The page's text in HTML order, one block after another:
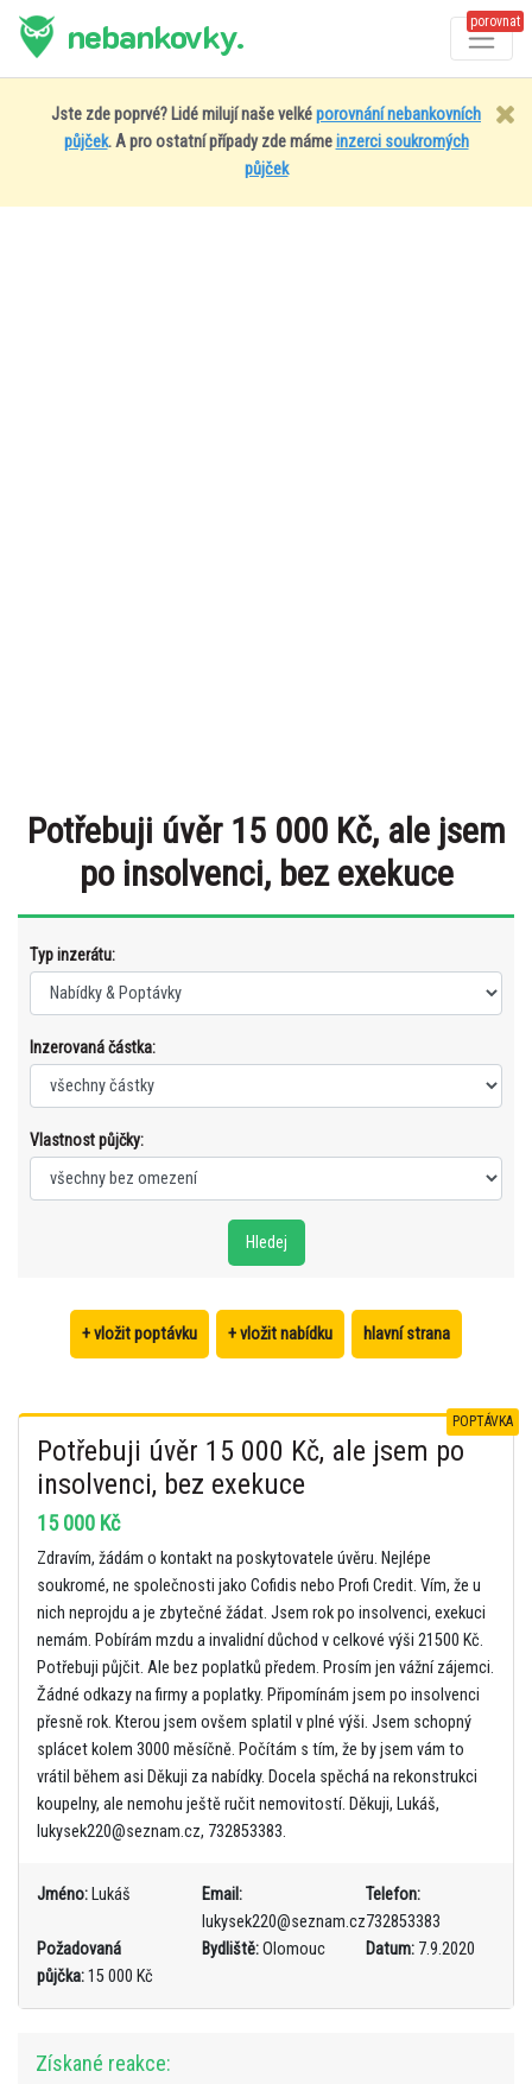
nebankovky. porovnat
Jste zde poprvé? Lidé milují naše velképorovnání nebankovních
půjček. A pro ostatní případy zde mámeinzerci soukromých
půjček
Potřebuji úvěr 15 000 Kč, ale jsem
po insolvenci, bez exekuce
Typ inzerátu:
Inzerovaná částka:
Vlastnost půjčky:
+ vložit poptávku + vložit nabídku hlavní strana
POPTÁVKA
Potřebuji úvěr 15 000 Kč, ale jsem po
insolvenci, bez exekuce
15 000 Kč
Zdravím, žádám o kontakt na poskytovatele úvěru. Nejlépe
soukromé, ne společnosti jako Cofidis nebo Profi Credit. Vím, že u
nich neprojdu a je zbytečné žádat. Jsem rok po insolvenci, exekuci
nemám. Pobírám mzdu a invalidní důchod v celkové výši 21500 Kč.
Potřebuji půjčit. Ale bez poplatků předem. Prosím jen vážní zájemci.
Žádné odkazy na firmy a poplatky. Připomínám jsem po insolvenci
přesně rok. Kterou jsem ovšem splatil v plné výši. Jsem schopný
splácet kolem 3000 měsíčně. Počítám s tím, že by jsem vám to
vrátil během asi Děkuji za nabídky. Docela spěchá na rekonstrukci
koupelny, ale nemohu ještě ručit nemovitostí. Děkuji, Lukáš,
lukysek220@seznam.cz, 732853383.
Jméno: Lukáš
Email:
lukysek220@seznam.cz
Telefon:
732853383
Požadovaná
půjčka:15 000 Kč
Bydliště:Olomouc Datum: 7.9.2020
Získané reakce: